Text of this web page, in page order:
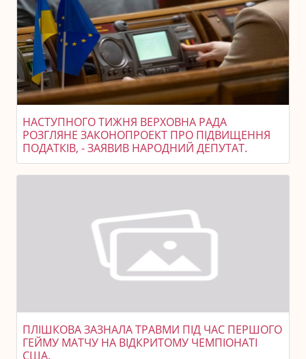
НАСТУПНОГО ТИЖНЯ ВЕРХОВНА РАДА
РОЗГЛЯНЕ ЗАКОНОПРОЕКТ ПРО ПІДВИЩЕННЯ
ПОДАТКІВ, - ЗАЯВИВ НАРОДНИЙ ДЕПУТАТ.
ПЛІШКОВА ЗАЗНАЛА ТРАВМИ ПІД ЧАС ПЕРШОГО
ГЕЙМУ МАТЧУ НА ВІДКРИТОМУ ЧЕМПІОНАТІ
США.